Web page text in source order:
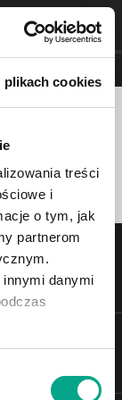
plikach cookies
treści
i
o tym, jak
partnerom
danymi